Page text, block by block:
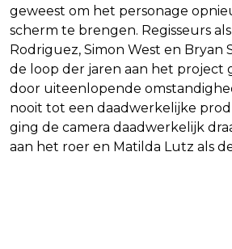
geweest om het personage
scherm te brengen. Regisseurs
Rodriguez, Simon West en Bryan
de loop der jaren aan het project
door uiteenlopende
nooit tot een daadwerkelijke
ging de camera daadwerkelijk
aan het roer en Matilda Lutz als